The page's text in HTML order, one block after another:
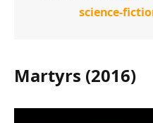
science-
Martyrs (2016)